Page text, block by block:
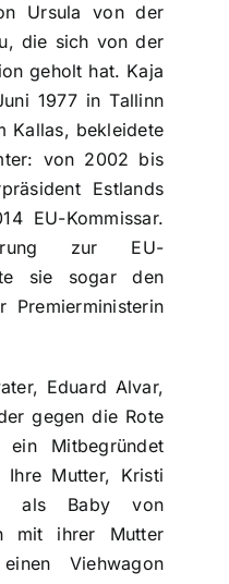
Ursula von der
die sich von der
geholt hat. Kaja
1977 in Tallinn
Kallas, bekleidete
von 2002 bis
Estlands
EU-Kommissar.
zur EU-
sie sogar den
Eduard Alvar,
gegen die Rote
Mitbegründet
Ihre Mutter, Kristi
als Baby von
mit ihrer Mutter
Viehwagon